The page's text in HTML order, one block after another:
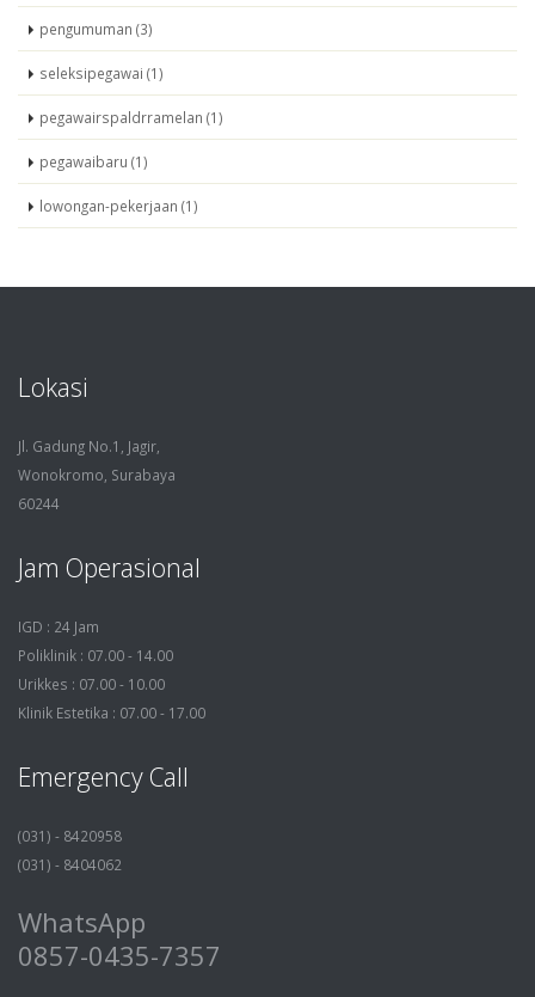
pengumuman (3)
seleksipegawai (1)
pegawairspaldrramelan (1)
pegawaibaru (1)
lowongan-pekerjaan (1)
Lokasi
Jl. Gadung No.1, Jagir,
Wonokromo, Surabaya
60244
Jam Operasional
IGD : 24 Jam
Poliklinik : 07.00 - 14.00
Urikkes : 07.00 - 10.00
Klinik Estetika : 07.00 - 17.00
Emergency Call
(031) - 8420958
(031) - 8404062
WhatsApp
0857-0435-7357